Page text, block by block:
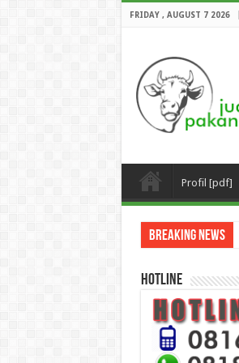
FRIDAY , AUGUST 7 2026
Profil [pdf]
Breaking News
HOTLINE